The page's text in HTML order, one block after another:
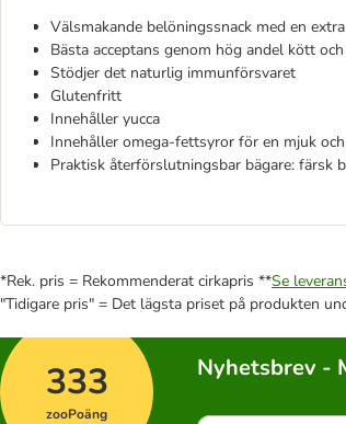
Välsmakande belöningssnack med en
Bästa acceptans genom hög andel kött
Stödjer det naturlig immunförsvaret
Glutenfritt
Innehåller yucca
Innehåller omega-fettsyror för en mjuk
Praktisk återförslutningsbar bägare: färsk
*Rek. pris = Rekommenderat cirkapris **Se
"Tidigare pris" = Det lägsta priset på produkten
333
zooPoäng
Nyhetsbrev -